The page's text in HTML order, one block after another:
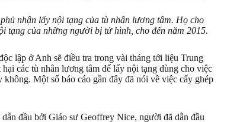
nhận lấy nội tạng của tù nhân lương tâm. Họ cho
tạng của những người bị tử hình, cho đến năm 2015.
lập ở Anh sẽ điều tra trong vài tháng tới liệu Trung
hại các tù nhân lương tâm để lấy nội tạng dùng cho việc
không. Một số báo cáo gần đây đã nói về việc cấy ghép
đầu bởi Giáo sư Geoffrey Nice, người đã dẫn đầu